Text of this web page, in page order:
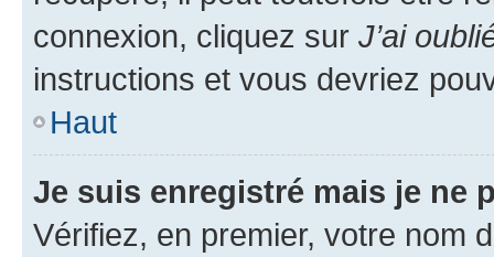
connexion, cliquez sur J’ai
instructions et vous devriez
Haut
Je suis enregistré mais je ne
Vérifiez, en premier, votre nom